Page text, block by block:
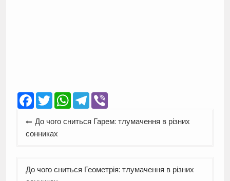
Facebook
TwitterWhatsApp
Telegram
Viber
Навігація
записів
До чого сниться Гарем: тлумачення в різних
сонниках
До чого сниться Геометрія: тлумачення в різних